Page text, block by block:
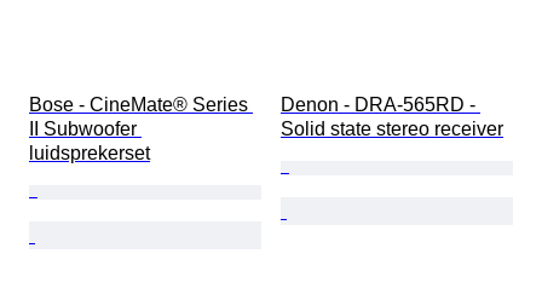
Bose - CineMate® Series
II Subwoofer
luidsprekerset
Denon - DRA-565RD -
Solid state stereo receiver